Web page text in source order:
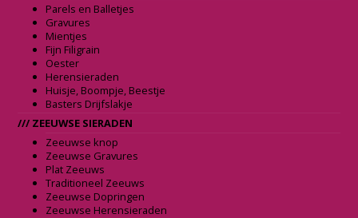
Parels en Balletjes
Gravures
Mientjes
Fijn Filigrain
Oester
Herensieraden
Huisje, Boompje, Beestje
Basters Drijfslakje
/// ZEEUWSE SIERADEN
Zeeuwse knop
Zeeuwse Gravures
Plat Zeeuws
Traditioneel Zeeuws
Zeeuwse Dopringen
Zeeuwse Herensieraden